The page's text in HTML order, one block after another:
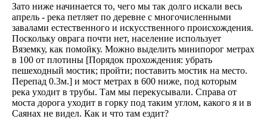
Зато ниже начинается то, чего мы так долго искали весь
апрель - река петляет по деревне с многочисленными
завалами естественного и искусственного происхождения.
Поскольку оврага почти нет, население использует
Вяземку, как помойку. Можно выделить минипорог метрах
в 100 от плотины [Порядок прохождения: убрать
пешеходный мостик; пройти; поставить мостик на место.
Перепад 0.3м.] и мост метрах в 600 ниже, под которым
река уходит в трубы. Там мы перекусывали. Справа от
моста дорога уходит в горку под таким углом, какого я и в
Саянах не видел. Как и что там ездит?